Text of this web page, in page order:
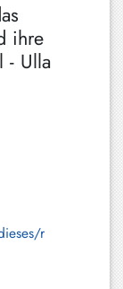
ihre
- Ulla
r